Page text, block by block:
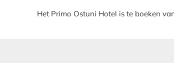
Het Primo Ostuni Hotel is te boeken